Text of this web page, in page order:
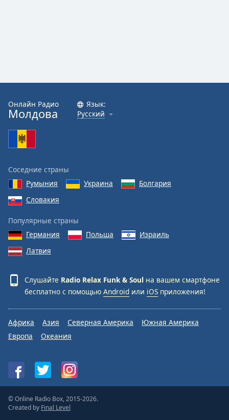
Онлайн Радио
Молдова
Язык:
Русский
Соседние страны
Румыния
Украина
Болгария
Словакия
Популярные страны
Германия
Польша
Израиль
Латвия
Слушайте Radio Relax Funk & Soul на вашем смартфоне
бесплатно с помощью Android или iOS приложения!
Африка Азия Северная Америка
Южная Америка
Европа
Океания
© Online Radio Box, 2015-2026.
Created by Final Level